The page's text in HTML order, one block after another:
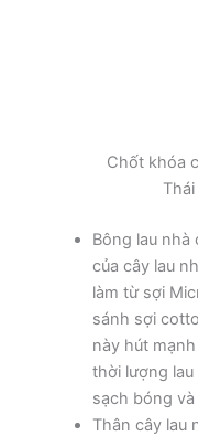
Chốt khóa
Bông lau nhà
của cây lau
làm từ sợi
sánh sợi
này hút
thời lượng lau
sạch bóng
Thân cây lau